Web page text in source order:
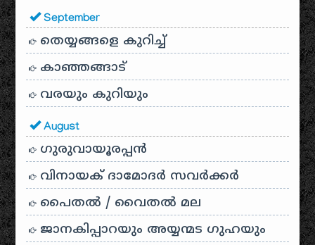
September
തെയ്യങ്ങളെ കുറിച്ച്
കാഞ്ഞങ്ങാട്
വരയും കുറിയും
August
ഗുരുവായൂരപ്പൻ
വിനായക് ദാമോദർ സവർക്കർ
പൈതൽ / വൈതൽ മല
ജാനകിപ്പാറയും അയ്യന്മട ഗുഹയും